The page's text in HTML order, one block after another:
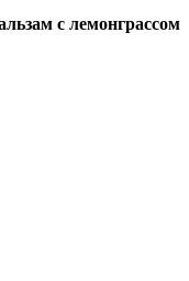
с лемонграссом